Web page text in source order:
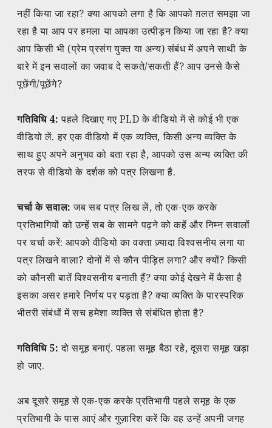
नहीं किया जा रहा? क्या आपको लगा है कि आपको ग़लत समझा जा
रहा है या आप पर हमला या आपका उत्पीड़न किया जा रहा है? क्या
आप किसी भी (प्रेम प्रसंग युक्त या अन्य) संबंध में अपने साथी के
बारे में इन सवालों का जवाब दे सकते/सकती हैं? आप उनसे कैसे
पूछेंगी/पूछेंगे?
गतिविधि 4: पहले दिखाए गए PLD के वीडियो में से कोई भी एक
वीडियो लें. हर एक वीडियो में एक व्यक्ति, किसी अन्य व्यक्ति के
साथ हुए अपने अनुभव को बता रहा है, आपको उस अन्य व्यक्ति की
तरफ से वीडियो के दर्शक को पत्र लिखना है.
चर्चा के सवाल: जब सब पत्र लिख लें, तो एक-एक करके
प्रतिभागियों को उन्हें सब के सामने पढ़ने को कहें और निम्न सवालों
पर चर्चा करें: आपको वीडियो का वक्ता ज़्यादा विश्वसनीय लगा या
पत्र लिखने वाला? दोनों में से कौन पीड़ित लगा? और क्यों? किसी
को कौनसी बातें विश्वसनीय बनाती हैं? क्या कोई देखने में कैसा है
इसका असर हमारे निर्णय पर पड़ता है? क्या व्यक्ति के पारस्परिक
भीतरी संबंधों में सच हमेशा व्यक्ति से संबंधित होता है?
गतिविधि 5: दो समूह बनाएं. पहला समूह बैठा रहे, दूसरा समूह खड़ा
हो जाए.
अब दूसरे समूह से एक-एक करके प्रतिभागी पहले समूह के एक
प्रतिभागी के पास आएं और गुज़ारिश करें कि वह उन्हें अपनी जगह